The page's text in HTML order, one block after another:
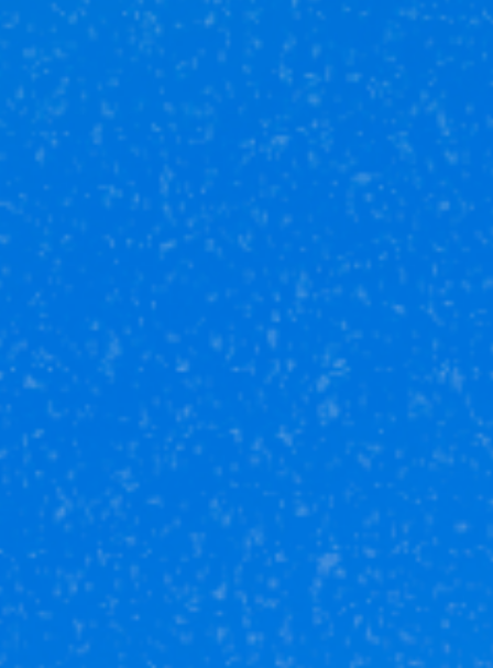
Отправить заявку
Нажимая на кнопку «Отправить заявку», я даю свое
согласие на обработку
персональных данных
и принимаю
условия соглашения.
Наши партнёры
Юникор Услуги
Скачивай приложение на свой смартфон
Юникор Агент